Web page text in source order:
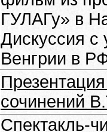
ГУЛАГу» в
Дискуссия с
Венгрии в
сочинений
Спектакль-